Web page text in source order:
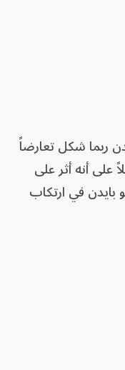
ربما شكل تعارضاً
على أنه أثر على
بايدن في ارتكاب